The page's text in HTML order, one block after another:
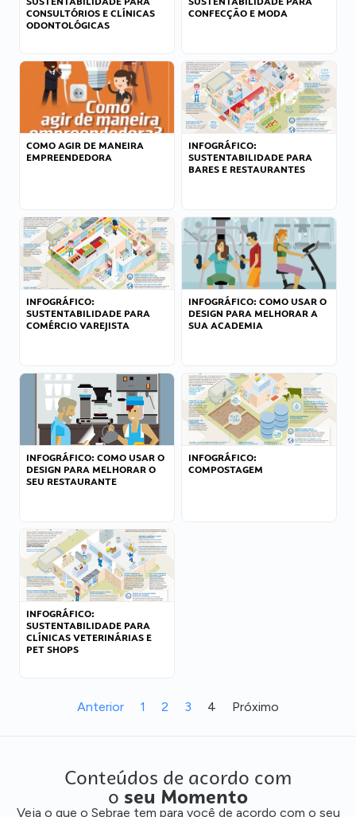
CONSULTÓRIOS E CLÍNICAS
ODONTOLÓGICAS
CONFECÇÃO E MODA
COMO AGIR DE MANEIRA
EMPREENDEDORA
INFOGRÁFICO:
SUSTENTABILIDADE PARA
BARES E RESTAURANTES
INFOGRÁFICO:
SUSTENTABILIDADE PARA
COMÉRCIO VAREJISTA
INFOGRÁFICO: COMO USAR O
DESIGN PARA MELHORAR A
SUA ACADEMIA
INFOGRÁFICO: COMO USAR O
DESIGN PARA MELHORAR O
SEU RESTAURANTE
INFOGRÁFICO:
COMPOSTAGEM
INFOGRÁFICO:
SUSTENTABILIDADE PARA
CLÍNICAS VETERINÁRIAS E
PET SHOPS
Anterior 1 2 3 4 Próximo
Conteúdos de acordo com
o seu Momento
Veja o que o Sebrae tem para você de acordo com o seu